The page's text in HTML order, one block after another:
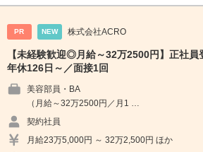
PR NEW 株式会社ACRO
【未経験歓迎◎月給～32万2500円】正社員
年休126日～／面接1回
美容部員・BA
（月給～32万2500円／月1 …
契約社員
月給23万5,000円 ～ 32万2,500円 ほか